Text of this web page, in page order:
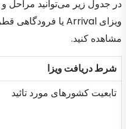
در جدول زیر می‌توانید مراحل
مشاهده کنید.
شرط دریافت ویزا
تابعیت کشورهای مورد تائید